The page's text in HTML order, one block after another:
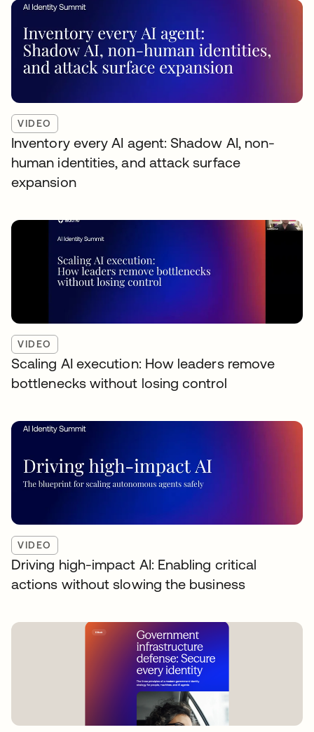
VIDEO
Inventory every AI agent: Shadow AI, non-
human identities, and attack surface
expansion
VIDEO
Scaling AI execution: How leaders remove
bottlenecks without losing control
VIDEO
Driving high-impact AI: Enabling critical
actions without slowing the business